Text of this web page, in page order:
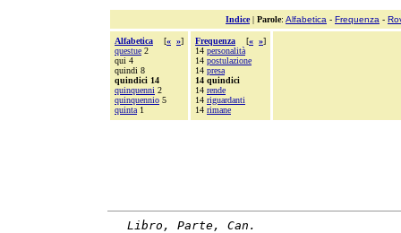
Indice| Parole: Alfabetica - Frequenza -
Alfabetica [« »]
questue 2
qui 4
quindi 8
quindici 14
quinquenni 2
quinquennio 5
quinta 1
Frequenza [« »]
14 personalità
14 postulazione
14 presa
14 quindici
14 rende
14 riguardanti
14 rimane
Libro, Parte, Can.